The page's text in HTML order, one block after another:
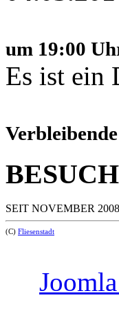
um 19:00
Es ist ein
SEIT NOVEMBER 2008
(C) Fliesenstadt